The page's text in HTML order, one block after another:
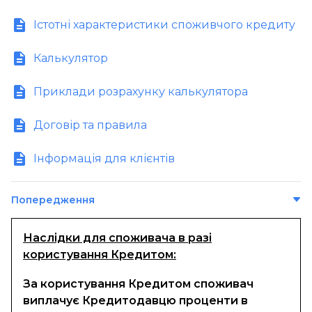
Повідомлення про обробку персональних даних
ФІНАНСОВА ДОПОМОГА»
Обробка персональних даних:
«МАНІВЕО ШВИДКА ФІНАНСОВА ДОПОМОГА»
Істотні характеристики споживчого кредиту
Калькулятор
Приклади розрахунку калькулятора
Договір та правила
Інформація для клієнтів
Попередження
Наслідки для споживача в разі
користування Кредитом:
За користування Кредитом споживач
виплачує Кредитодавцю проценти в